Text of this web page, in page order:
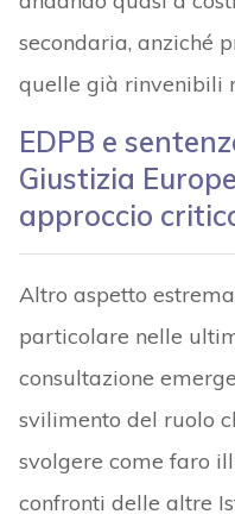
secondaria, anziché
quelle già rinvenibili
EDPB e
Giustizia
approccio
Altro aspetto
particolare nelle
consultazione
svilimento del ruolo
svolgere come faro
confronti delle altre